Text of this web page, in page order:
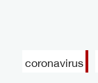
coronavirus